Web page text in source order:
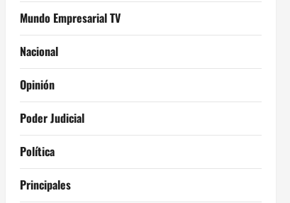
Mundo Empresarial TV
Nacional
Opinión
Poder Judicial
Política
Principales